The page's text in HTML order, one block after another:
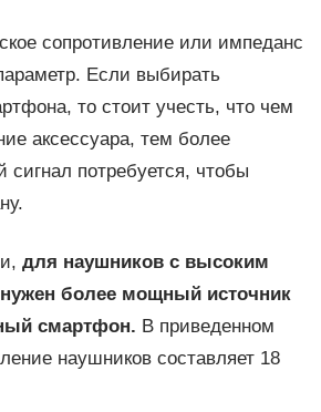
сопротивление или импеданс
Если выбирать
то стоит учесть, что чем
аксессуара, тем более
потребуется, чтобы
для наушников с высоким
более мощный источник
смартфон. В приведенном
наушников составляет 18